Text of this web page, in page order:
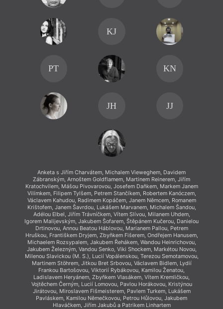
KJ
PT KN
JH JJ
Anketa s Jiřím Charvátem, Michalem Vieweghem, Davidem
Zábranským, Arnoštem Goldflamem, Martinem Reinerem, Jiřím
Kratochvilem, Mášou Pivovarovou, Josefem Daňkem, Markem Janem
Vilímkem, Filipem Tylšem, Petrem Stančíkem, Robertem Kanóczem,
Václavem Kahudou, Radimem Kopáčem, Janem Němcem, Romanem
Krištofem, Janem Šavrdou, Lukášem Marvanem, Michalem Šandou,
Adélou Elbel, Jiřím Trávníčkem, Vítem Slívou, Milanem Uhdem,
Igorem Malijevským, Jakubem Šofarem, Štěpánem Kučerou, Danielou
Drtinovou, Annou Beatou Háblovou, Marianem Pallou, Petrem
Hruškou, Františkem Dryjem, Zbyňkem Fišerem, Ondřejem Hanusem,
Michaelem Rozsypalem, Jakubem Řehákem, Wandou Heinrichovou,
Jakubem Železným, Vandou Senko, Viki Shockem, Markétou Novou,
Milenou Slavickou (M. S.), Lucií Vopálenskou, Terezou Semotamovou,
Martinem Stöhrem, Jitkou Bret Srbovou, Václavem Bidlem, Lydií
Frankou Bartošovou, Viktorií Rybákovou, Kamilou Ženatou,
Ladislavem Heryánem, Zbyňkem Vlasákem, Vítem Kremličkou,
Vojtěchem Černým, Lucií Lomovou, Pavlou Horákovou, Kristýnou
Jirátovou, Miroslavem Fišmeisterem, Pavlem Turkem, Lukášem
Pavláskem, Kamilou Němečkovou, Petrou Hůlovou, Jakubem
Hlaváčkem, Jiřím Jakubů a Patrikem Linhartem